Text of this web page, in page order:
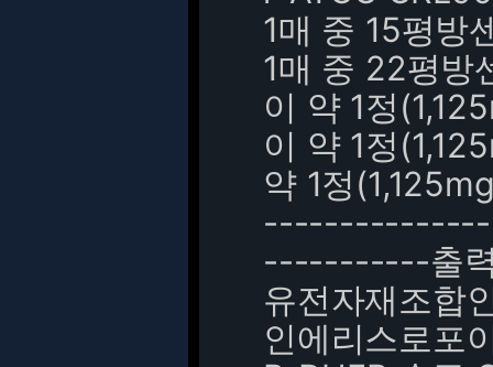
1매 중 15평방
1매 중 22평방
이 약 1정
이 약 1정
약 1정
-----------출
유전자재조합
인에리스로포